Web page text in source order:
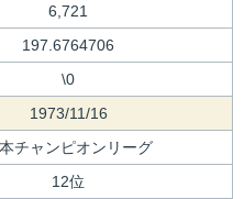
6,721
197.6764706
\0
1973/11/16
チャンピオンリーグ
12位